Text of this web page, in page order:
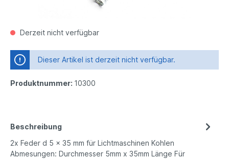
Derzeit nicht verfügbar
Dieser Artikel ist derzeit nicht verfügbar.
Produktnummer: 10300
Beschreibung
2x Feder d 5 x 35 mm für Lichtmaschinen Kohlen
Abmesungen: Durchmesser 5mm x 35mm Länge Für